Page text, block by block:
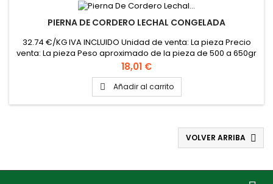
PIERNA DE CORDERO LECHAL CONGELADA
32.74 €/KG IVA INCLUIDO Unidad de venta: La pieza Precio
venta: La pieza Peso aproximado de la pieza de 500 a 650gr
Precio
18,01 €
 Añadir al carrito
VOLVER ARRIBA 